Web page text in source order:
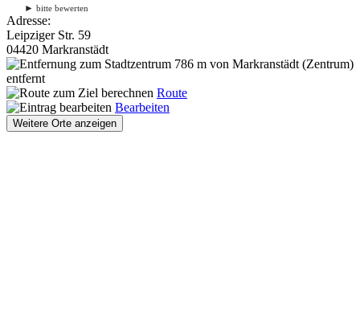
► bitte bewerten
Adresse:
Leipziger Str. 59
04420 Markranstädt
786 m von Markranstädt (Zentrum)
entfernt
Route
Bearbeiten
Weitere Orte anzeigen